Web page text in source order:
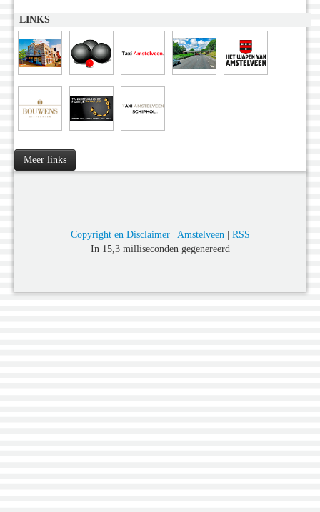
LINKS
Meer links
Copyright en Disclaimer| Amstelveen| RSS
In 15,3 milliseconden gegenereerd